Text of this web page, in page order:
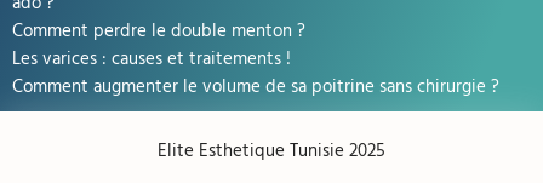
Comment perdre le double menton ?
Les varices : causes et traitements !
Comment augmenter le volume de sa poitrine sans chirurgie ?
Elite Esthetique Tunisie 2025